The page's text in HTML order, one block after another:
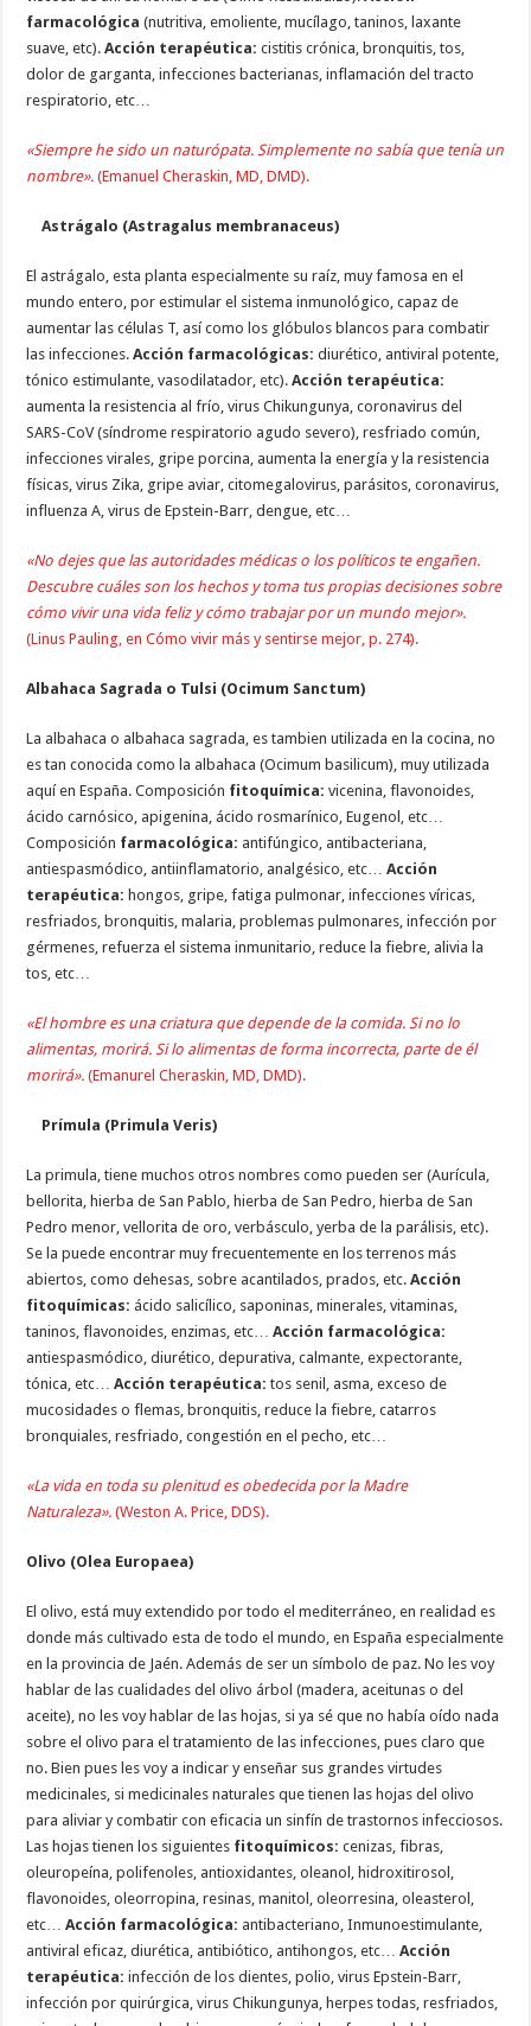
farmacológica (nutritiva, emoliente, mucílago, taninos, laxante
suave, etc).Acción terapéutica: cistitis crónica, bronquitis, tos,
dolor de garganta, infecciones bacterianas, inflamación del tracto
respiratorio, etc…
«Siempre he sido un naturópata. Simplemente no sabía que tenía un
nombre». (Emanuel Cheraskin, MD, DMD).
Astrágalo (Astragalus membranaceus)
El astrágalo, esta planta especialmente su raíz, muy famosa en el
mundo entero, por estimular el sistema inmunológico, capaz de
aumentar las células T, así como los glóbulos blancos para combatir
las infecciones.Acción farmacológicas: diurético, antiviral potente,
tónico estimulante, vasodilatador, etc).Acción terapéutica:
aumenta la resistencia al frío, virus Chikungunya, coronavirus del
SARS-CoV (síndrome respiratorio agudo severo), resfriado común,
infecciones virales, gripe porcina, aumenta la energía y la resistencia
físicas, virus Zika, gripe aviar, citomegalovirus, parásitos, coronavirus,
influenza A, virus de Epstein-Barr, dengue, etc…
«No dejes que las autoridades médicas o los políticos te engañen.
Descubre cuáles son los hechos y toma tus propias decisiones sobre
cómo vivir una vida feliz y cómo trabajar por un mundo mejor».
(Linus Pauling, en Cómo vivir más y sentirse mejor, p. 274).
Albahaca Sagrada o Tulsi (Ocimum Sanctum)
La albahaca o albahaca sagrada, es tambien utilizada en la cocina, no
es tan conocida como la albahaca (Ocimum basilicum), muy utilizada
aquí en España. Composición fitoquímica: vicenina, flavonoides,
ácido carnósico, apigenina, ácido rosmarínico, Eugenol, etc…
Composición farmacológica: antifúngico, antibacteriana,
antiespasmódico, antiinflamatorio, analgésico, etc…Acción
terapéutica: hongos, gripe, fatiga pulmonar, infecciones víricas,
resfriados, bronquitis, malaria, problemas pulmonares, infección por
gérmenes, refuerza el sistema inmunitario, reduce la fiebre, alivia la
tos, etc…
«El hombre es una criatura que depende de la comida. Si no lo
alimentas, morirá. Si lo alimentas de forma incorrecta, parte de él
morirá». (Emanurel Cheraskin, MD, DMD).
Prímula (Primula Veris)
La primula, tiene muchos otros nombres como pueden ser (Aurícula,
bellorita, hierba de San Pablo, hierba de San Pedro, hierba de San
Pedro menor, vellorita de oro, verbásculo, yerba de la parálisis, etc).
Se la puede encontrar muy frecuentemente en los terrenos más
abiertos, como dehesas, sobre acantilados, prados, etc.Acción
fitoquímicas: ácido salicílico, saponinas, minerales, vitaminas,
taninos, flavonoides, enzimas, etc…Acción farmacológica:
antiespasmódico, diurético, depurativa, calmante, expectorante,
tónica, etc…Acción terapéutica: tos senil, asma, exceso de
mucosidades o flemas, bronquitis, reduce la fiebre, catarros
bronquiales, resfriado, congestión en el pecho, etc…
«La vida en toda su plenitud es obedecida por la Madre
Naturaleza». (Weston A. Price, DDS).
Olivo (Olea Europaea)
El olivo, está muy extendido por todo el mediterráneo, en realidad es
donde más cultivado esta de todo el mundo, en España especialmente
en la provincia de Jaén. Además de ser un símbolo de paz. No les voy
hablar de las cualidades del olivo árbol (madera, aceitunas o del
aceite), no les voy hablar de las hojas, si ya sé que no había oído nada
sobre el olivo para el tratamiento de las infecciones, pues claro que
no. Bien pues les voy a indicar y enseñar sus grandes virtudes
medicinales, si medicinales naturales que tienen las hojas del olivo
para aliviar y combatir con eficacia un sinfín de trastornos infecciosos.
Las hojas tienen los siguientes fitoquímicos: cenizas, fibras,
oleuropeína, polifenoles, antioxidantes, oleanol, hidroxitirosol,
flavonoides, oleorropina, resinas, manitol, oleorresina, oleasterol,
etc…Acción farmacológica: antibacteriano, Inmunoestimulante,
antiviral eficaz, diurética, antibiótico, antihongos, etc…Acción
terapéutica: infección de los dientes, polio, virus Epstein-Barr,
infección por quirúrgica, virus Chikungunya, herpes todas, resfriados,